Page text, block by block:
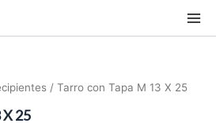
/ Tarro con Tapa M 13 X 25
X 25